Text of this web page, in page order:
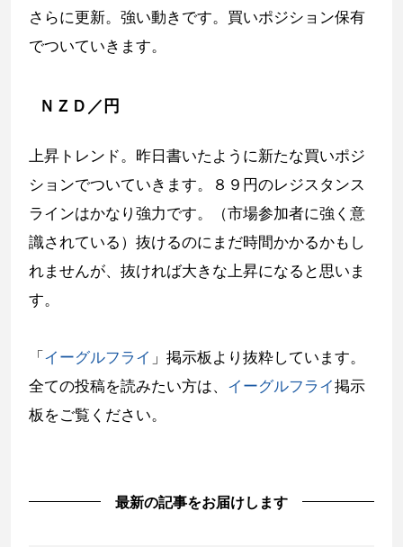
さらに更新。強い動きです。買いポジション保有
でついていきます。
ＮＺＤ／円
上昇トレンド。昨日書いたように新たな買いポジ
ションでついていきます。８９円のレジスタンス
ラインはかなり強力です。（市場参加者に強く意
識されている）抜けるのにまだ時間かかるかもし
れませんが、抜ければ大きな上昇になると思いま
す。
「イーグルフライ 」掲示板より抜粋しています。
全ての投稿を読みたい方は、 イーグルフライ掲示
板をご覧ください。
最新の記事をお届けします